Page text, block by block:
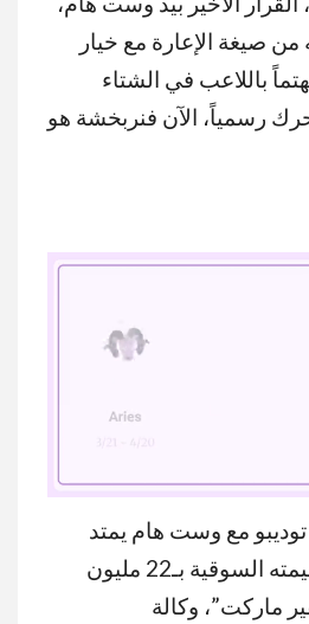
صيغة الإعارة مع خيار
باللاعب في الشتاء
رسمياً، الآن فنربخشة هو
مع وست هام يمتد
حتى 2029، وتقدر قيمته السوقية بـ22 مليون
ماركت”، وكالة